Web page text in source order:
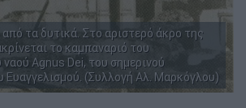
τα δυτικά. Στο αριστερό άκρο της
το καμπαναριό του
Agnus Dei, του σημερινού
Ευαγγελισμού. (Συλλογή Αλ. Μαρκόγλου)